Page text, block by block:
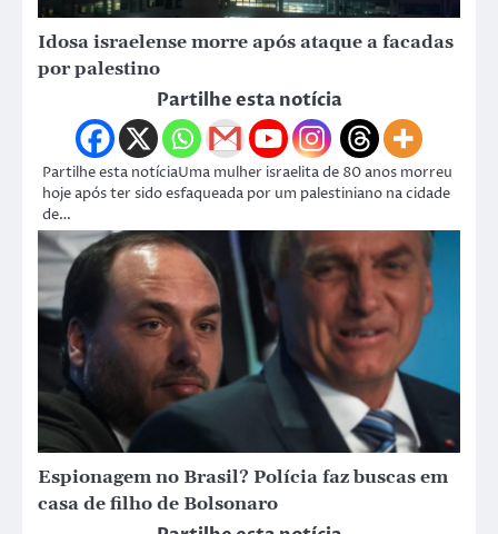
Idosa israelense morre após ataque a facadas
por palestino
Partilhe esta notícia
Partilhe esta notíciaUma mulher israelita de 80 anos morreu
hoje após ter sido esfaqueada por um palestiniano na cidade
de…
Espionagem no Brasil? Polícia faz buscas em
casa de filho de Bolsonaro